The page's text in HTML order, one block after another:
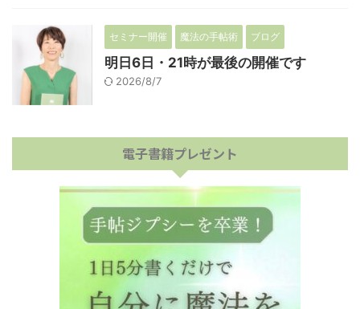
セミナー開催 魔法の手帖術 ブログ
明日6日・21時が最後の開催です
2026/8/7
電子書籍プレゼント